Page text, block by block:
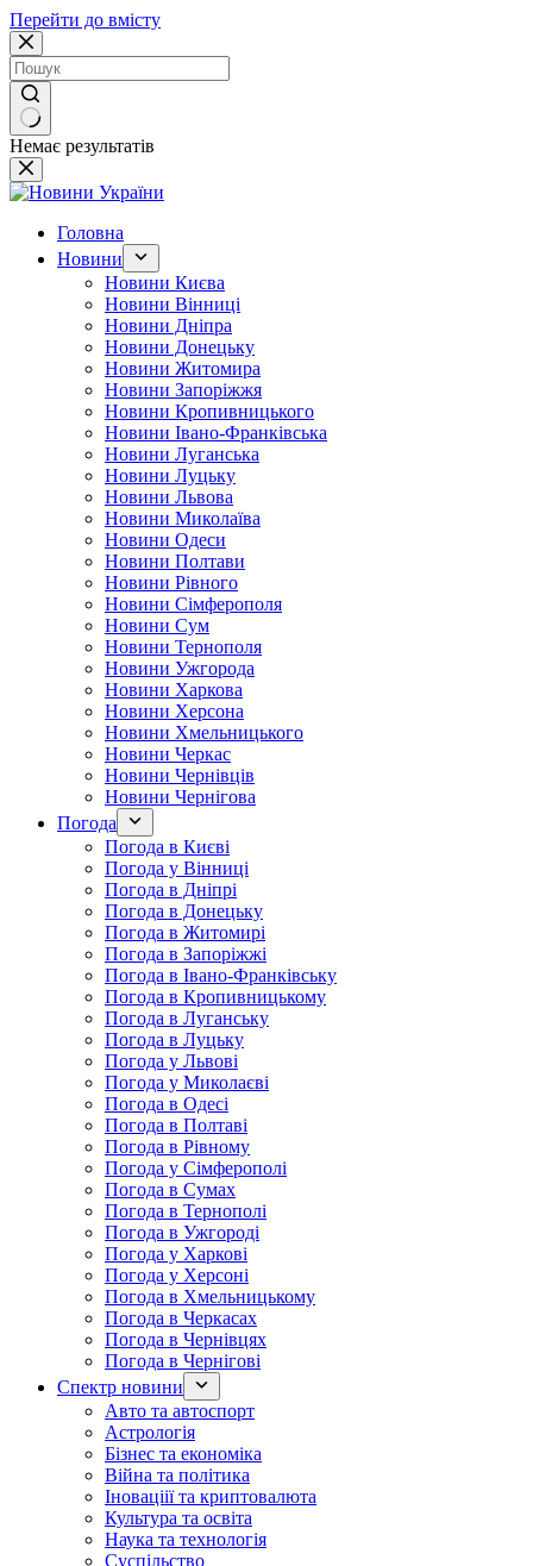
Перейти до вмісту
Немає результатів
Головна
Новини
Новини Києва
Новини Вінниці
Новини Дніпра
Новини Донецьку
Новини Житомира
Новини Запоріжжя
Новини Кропивницького
Новини Івано-Франківська
Новини Луганська
Новини Луцьку
Новини Львова
Новини Миколаїва
Новини Одеси
Новини Полтави
Новини Рівного
Новини Сімферополя
Новини Сум
Новини Тернополя
Новини Ужгорода
Новини Харкова
Новини Херсона
Новини Хмельницького
Новини Черкас
Новини Чернівців
Новини Чернігова
Погода
Погода в Києві
Погода у Вінниці
Погода в Дніпрі
Погода в Донецьку
Погода в Житомирі
Погода в Запоріжжі
Погода в Івано-Франківську
Погода в Кропивницькому
Погода в Луганську
Погода в Луцьку
Погода у Львові
Погода у Миколаєві
Погода в Одесі
Погода в Полтаві
Погода в Рівному
Погода у Сімферополі
Погода в Сумах
Погода в Тернополі
Погода в Ужгороді
Погода у Харкові
Погода у Херсоні
Погода в Хмельницькому
Погода в Черкасах
Погода в Чернівцях
Погода в Чернігові
Спектр новини
Авто та автоспорт
Астрологія
Бізнес та економіка
Війна та політика
Іноваціії та криптовалюта
Культура та освіта
Наука та технологія
Суспільство